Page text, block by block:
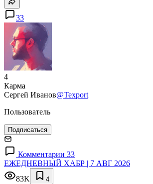
33
4
Карма
Сергей Иванов@Texport
Пользователь
Подписаться
Комментарии 33
ЕЖЕДНЕВНЫЙ ХАБР | 7 АВГ 2026
83K
4